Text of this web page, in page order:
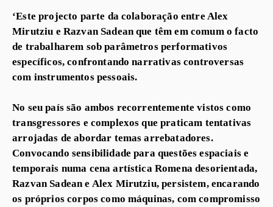
‘Este projecto parte da colaboração entre Alex
Mirutziu e Razvan Sadean que têm em comum o facto
de trabalharem sob parâmetros performativos
específicos, confrontando narrativas controversas
com instrumentos pessoais.
No seu país são ambos recorrentemente vistos como
transgressores e complexos que praticam tentativas
arrojadas de abordar temas arrebatadores.
Convocando sensibilidade para questões espaciais e
temporais numa cena artística Romena desorientada,
Razvan Sadean e Alex Mirutziu, persistem, encarando
os próprios corpos como máquinas, com compromisso